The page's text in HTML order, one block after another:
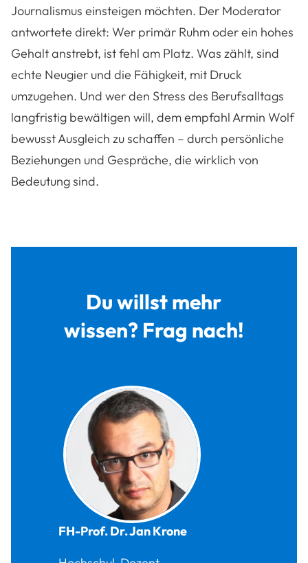
Journalismus einsteigen möchten. Der Moderator
antwortete direkt: Wer primär Ruhm oder ein hohes
Gehalt anstrebt, ist fehl am Platz. Was zählt, sind
echte Neugier und die Fähigkeit, mit Druck
umzugehen. Und wer den Stress des Berufsalltags
langfristig bewältigen will, dem empfahl Armin Wolf
bewusst Ausgleich zu schaffen – durch persönliche
Beziehungen und Gespräche, die wirklich von
Bedeutung sind.
Du willst mehr
wissen? Frag nach!
FH-Prof. Dr.JanKrone